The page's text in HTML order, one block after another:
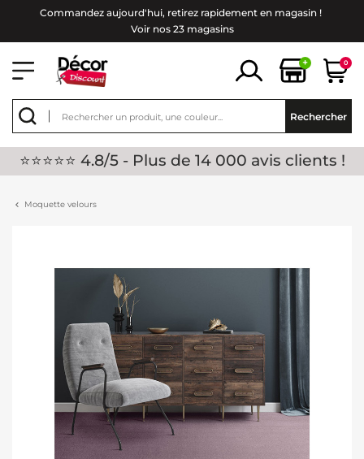
Commandez aujourd'hui, retirez rapidement en magasin !
Voir nos 23 magasins
+ 0
Rechercher
⭐⭐⭐⭐⭐ 4.8/5 - Plus de 14 000 avis clients !
Moquette velours